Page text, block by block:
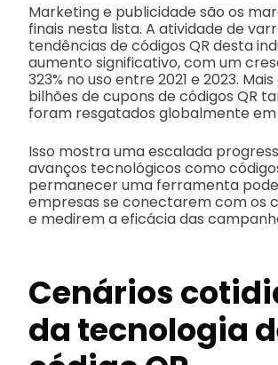
Marketing e publicidade são os
finais nesta lista. A atividade de
tendências de códigos QR desta
aumento significativo, com um
323% no uso entre 2021 e 2023. Mais
bilhões de cupons de códigos QR
foram resgatados globalmente em
Isso mostra uma escalada
avanços tecnológicos como
permanecer uma ferramenta
empresas se conectarem com os
e medirem a eficácia das
Cenários
da tecnologia